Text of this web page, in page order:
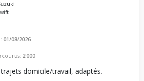
01/08/2026
2 000
domicile/travail, adaptés.